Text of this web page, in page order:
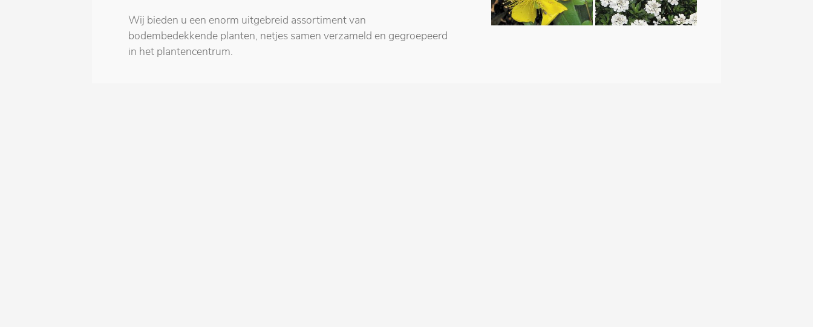
Wij bieden u een enorm uitgebreid assortiment van
bodembedekkende planten, netjes samen verzameld en gegroepeerd
in het plantencentrum.